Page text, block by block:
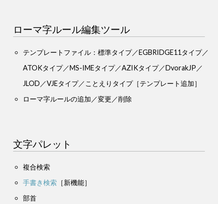
ローマ字ルール編集ツール
テンプレートファイル：標準タイプ／EGBRIDGE11タイプ／
ATOKタイプ／MS-IMEタイプ／AZIKタイプ／DvorakJP／
JLOD／VJEタイプ／ことえりタイプ［テンプレート追加］
ローマ字ルールの追加／変更／削除
文字パレット
複合検索
手書き検索 ［新機能］
部首